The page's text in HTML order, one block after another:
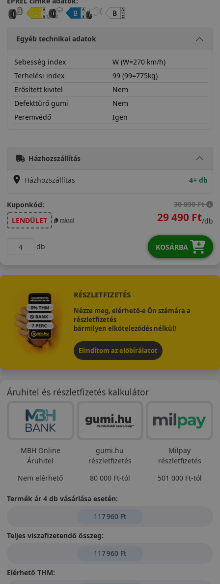
Egyéb technikai adatok
Sebesség index
W (W=270 km/h)
Terhelési index
99 (99=775kg)
Erősített kivitel
Nem
Defekttűrő gumi
Nem
Peremvédő
Igen
Házhozszállítás
Házhozszállítás 4+ db
Kuponkód:
LENDÜLET
másol
30 090 Ft
29 490 Ft/db
db KOSÁRBA
RÉSZLETFIZETÉS
Nézze meg, elérhető-e Ön számára a
részletfizetés
bármilyen elköteleződés nélkül!
Elindítom az előbírálatot
Áruhitel és részletfizetés kalkulátor
MBH Online
Áruhitel
Nem elérhető
gumi.hu
részletfizetés
80 000 Ft-tól
Milpay
részletfizetés
501 000 Ft-tól
Termék ár 4 db vásárlása esetén:
117 960 Ft
Teljes viszafizetendő összeg:
117 960 Ft
Elérhető THM: